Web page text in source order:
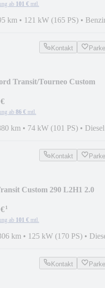
ab 101 € mtl.
km • 121 kW (165 PS) •
Kontakt
Transit/Tourneo Custom
ab 86 € mtl.
km • 74 kW (101 PS) • Diesel
Kontakt
Custom 290 L2H1 2.0
¹
ab 101 € mtl.
km • 125 kW (170 PS) •
Kontakt